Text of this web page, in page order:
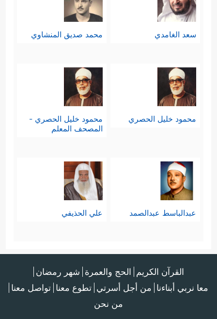
سعد الغامدي محمد صديق المنشاوي
محمود خليل الحصري
محمود خليل الحصري -
المصحف المعلم
عبدالباسط عبدالصمد علي الحذيفي
القرآن الكريم الحج والعمرة شهر رمضان
معا نربي أبناءنا من أجل أسرتي تطوع معنا تواصل معنا
من نحن